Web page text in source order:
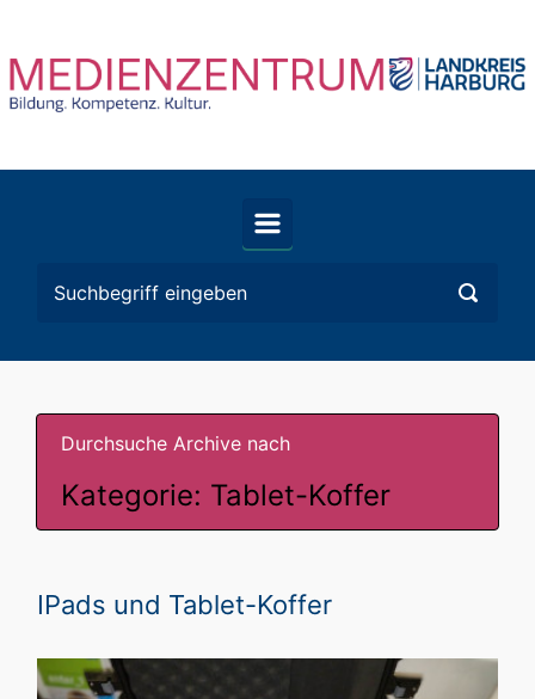
Durchsuche Archive nach
Kategorie: Tablet-Koffer
IPads und Tablet-Koffer